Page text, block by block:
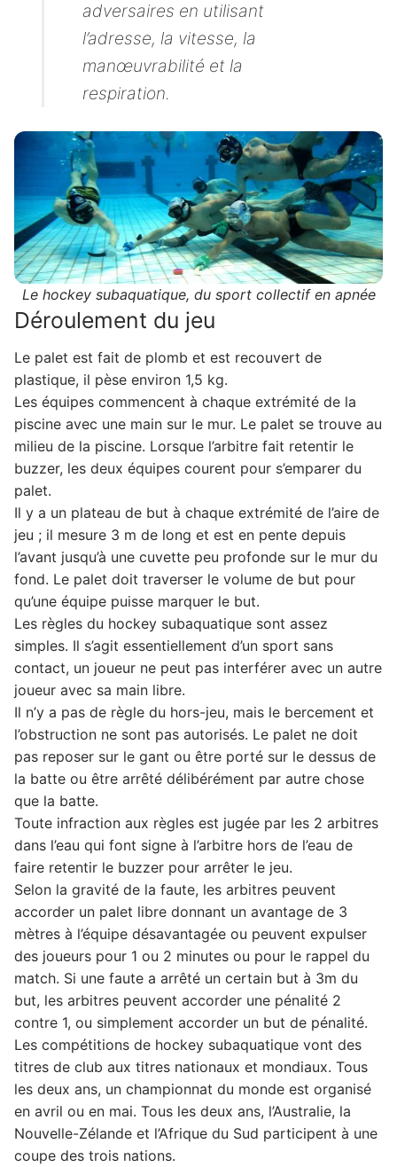
adversaires en utilisant
l’adresse, la vitesse, la
manœuvrabilité et la
respiration.
Le hockey subaquatique, du sport collectif en apnée
Déroulement du jeu
Le palet est fait de plomb et est recouvert de
plastique, il pèse environ 1,5 kg.
Les équipes commencent à chaque extrémité de la
piscine avec une main sur le mur. Le palet se trouve au
milieu de la piscine. Lorsque l’arbitre fait retentir le
buzzer, les deux équipes courent pour s’emparer du
palet.
Il y a un plateau de but à chaque extrémité de l’aire de
jeu ; il mesure 3 m de long et est en pente depuis
l’avant jusqu’à une cuvette peu profonde sur le mur du
fond. Le palet doit traverser le volume de but pour
qu’une équipe puisse marquer le but.
Les règles du hockey subaquatique sont assez
simples. Il s’agit essentiellement d’un sport sans
contact, un joueur ne peut pas interférer avec un autre
joueur avec sa main libre.
Il n’y a pas de règle du hors-jeu, mais le bercement et
l’obstruction ne sont pas autorisés. Le palet ne doit
pas reposer sur le gant ou être porté sur le dessus de
la batte ou être arrêté délibérément par autre chose
que la batte.
Toute infraction aux règles est jugée par les 2 arbitres
dans l’eau qui font signe à l’arbitre hors de l’eau de
faire retentir le buzzer pour arrêter le jeu.
Selon la gravité de la faute, les arbitres peuvent
accorder un palet libre donnant un avantage de 3
mètres à l’équipe désavantagée ou peuvent expulser
des joueurs pour 1 ou 2 minutes ou pour le rappel du
match. Si une faute a arrêté un certain but à 3m du
but, les arbitres peuvent accorder une pénalité 2
contre 1, ou simplement accorder un but de pénalité.
Les compétitions de hockey subaquatique vont des
titres de club aux titres nationaux et mondiaux. Tous
les deux ans, un championnat du monde est organisé
en avril ou en mai. Tous les deux ans, l’Australie, la
Nouvelle-Zélande et l’Afrique du Sud participent à une
coupe des trois nations.